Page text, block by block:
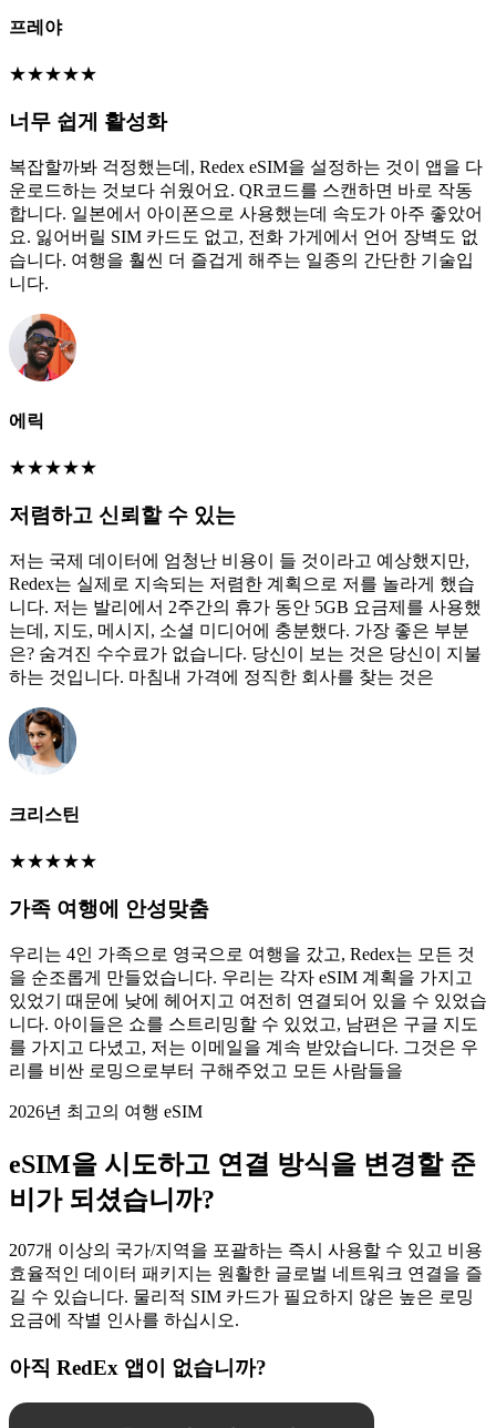
프레야
★★★★★
너무 쉽게 활성화
복잡할까봐 걱정했는데, Redex eSIM을 설정하는 것이 앱을 다
운로드하는 것보다 쉬웠어요. QR코드를 스캔하면 바로 작동
합니다. 일본에서 아이폰으로 사용했는데 속도가 아주 좋았어
요. 잃어버릴 SIM 카드도 없고, 전화 가게에서 언어 장벽도 없
습니다. 여행을 훨씬 더 즐겁게 해주는 일종의 간단한 기술입
니다.
에릭
★★★★★
저렴하고 신뢰할 수 있는
저는 국제 데이터에 엄청난 비용이 들 것이라고 예상했지만,
Redex는 실제로 지속되는 저렴한 계획으로 저를 놀라게 했습
니다. 저는 발리에서 2주간의 휴가 동안 5GB 요금제를 사용했
는데, 지도, 메시지, 소셜 미디어에 충분했다. 가장 좋은 부분
은? 숨겨진 수수료가 없습니다. 당신이 보는 것은 당신이 지불
하는 것입니다. 마침내 가격에 정직한 회사를 찾는 것은
크리스틴
★★★★★
가족 여행에 안성맞춤
우리는 4인 가족으로 영국으로 여행을 갔고, Redex는 모든 것
을 순조롭게 만들었습니다. 우리는 각자 eSIM 계획을 가지고
있었기 때문에 낮에 헤어지고 여전히 연결되어 있을 수 있었습
니다. 아이들은 쇼를 스트리밍할 수 있었고, 남편은 구글 지도
를 가지고 다녔고, 저는 이메일을 계속 받았습니다. 그것은 우
리를 비싼 로밍으로부터 구해주었고 모든 사람들을
2026년 최고의 여행 eSIM
eSIM을 시도하고 연결 방식을 변경할 준
비가 되셨습니까?
207개 이상의 국가/지역을 포괄하는 즉시 사용할 수 있고 비용
효율적인 데이터 패키지는 원활한 글로벌 네트워크 연결을 즐
길 수 있습니다. 물리적 SIM 카드가 필요하지 않은 높은 로밍
요금에 작별 인사를 하십시오.
아직 RedEx 앱이 없습니까?